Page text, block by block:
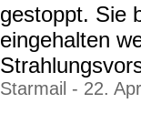
gestoppt. Sie
eingehalten
Starmail - 22.